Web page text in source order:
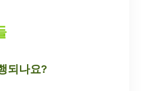
되나요?